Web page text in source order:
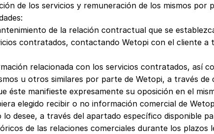
de los servicios y remuneración de los mismos por
de la relación contractual que se
contratados, contactando Wetopi con el cliente
relacionada con los servicios contratados, así
u otros similares por parte de Wetopi, a través
éste manifieste expresamente su oposición en el
elegido recibir o no información comercial de
desee, a través del apartado específico disponible
de las relaciones comerciales durante los plazos